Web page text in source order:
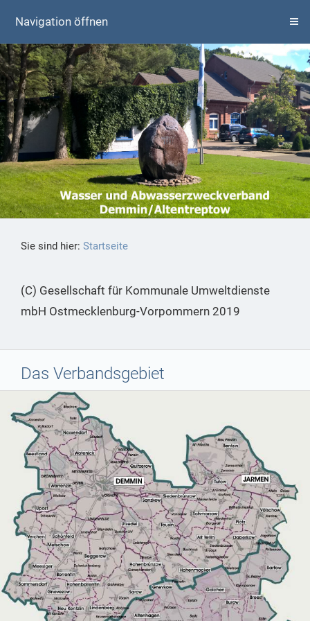
Navigation öffnen
Sie sind hier: Startseite
(C) Gesellschaft für Kommunale Umweltdienste
mbH Ostmecklenburg-Vorpommern 2019
Das Verbandsgebiet